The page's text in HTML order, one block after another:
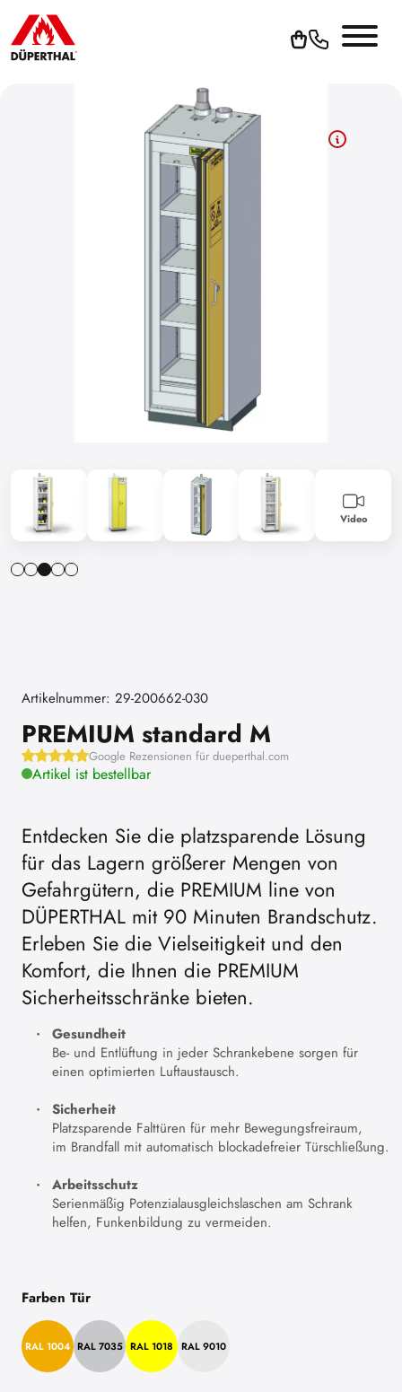
Um YouTube-Videos abspielen zu können, müssen Sie vorher
die Werbe-Cookies akzeptieren.
Cookies akzeptieren
Zur Datenschutzerklärung
Video
Artikelnummer: 29-200662-030
PREMIUM standard M
Google Rezensionen für dueperthal.com
Artikel ist bestellbar
Entdecken Sie die platzsparende Lösung
für das Lagern größerer Mengen von
Gefahrgütern, die PREMIUM line von
DÜPERTHAL mit 90 Minuten Brandschutz.
Erleben Sie die Vielseitigkeit und den
Komfort, die Ihnen die PREMIUM
Sicherheitsschränke bieten.
Gesundheit
Be- und Entlüftung in jeder Schrankebene sorgen für
einen optimierten Luftaustausch.
Sicherheit
Platzsparende Falttüren für mehr Bewegungsfreiraum,
im Brandfall mit automatisch blockadefreier Türschließung.
Arbeitsschutz
Serienmäßig Potenzialausgleichslaschen am Schrank
helfen, Funkenbildung zu vermeiden.
Farben Tür
RAL 1004 RAL 7035 RAL 1018 RAL 9010